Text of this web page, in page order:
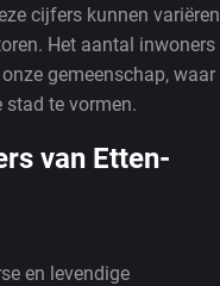
cijfers kunnen variëren
Het aantal inwoners
gemeenschap, waar
stad te vormen.
van Etten-
en levendige